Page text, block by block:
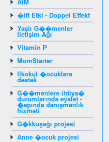
�ift Etki - Doppel Effekt
Yaşlı G��menler
İletişim Ağı
Vitamin P
MomStarter
Ilkokul �ocuklara
destek
G��menlere ihtiya�
durumlarında eyalet -
�apında danışmanlık
hizmeti
G�kkuşağı projesi
Anne �ocuk projesi